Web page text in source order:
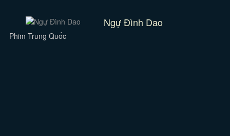
Ngự Đình Dao
Phim Trung Quốc